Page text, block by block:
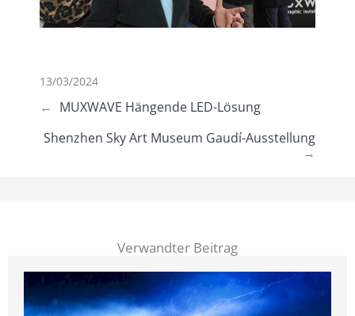
13/03/2024
← MUXWAVE Hängende LED-Lösung
Shenzhen Sky Art Museum Gaudí-Ausstellung
→
Verwandter Beitrag